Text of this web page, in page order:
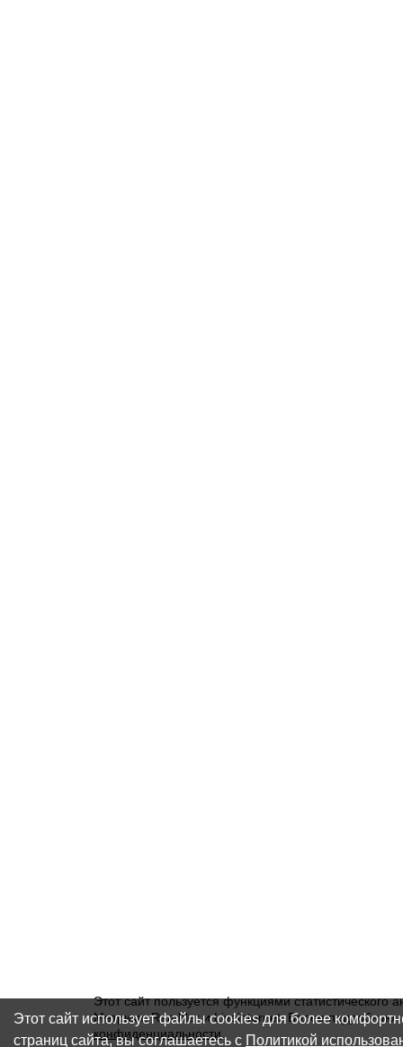
Этот сайт пользуется функциями статистического
Метрика, Rambler и Liveinternet. Более
конфиденциальности
Этот сайт использует файлы cookies для более
страниц сайта, вы соглашаетесь с Политикой